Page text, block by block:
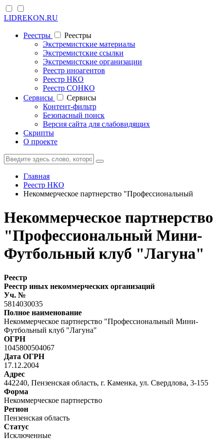
LIDREKON.RU
Реестры
Реестры
Экстремистские материалы
Экстремистские ссылки
Экстремистские организации
Реестр иноагентов
Реестр НКО
Реестр СОНКО
Cервисы
Cервисы
Контент-фильтр
Безопасный поиск
Версия сайта для слабовидящих
Скрипты
О проекте
Главная
Реестр НКО
Некоммерческое партнерство "Профессиональный
Некоммерческое партнерство
"Профессиональный Мини-
Футбольный клуб "Лагуна"
Реестр
Реестр иных некоммерческих организаций
Уч. №
5814030035
Полное наименование
Некоммерческое партнерство "Профессиональный Мини-
Футбольный клуб "Лагуна"
ОГРН
1045800504067
Дата ОГРН
17.12.2004
Адрес
442240, Пензенская область, г. Каменка, ул. Свердлова, 3-155
Форма
Некоммерческое партнерство
Регион
Пензенская область
Статус
Исключенные